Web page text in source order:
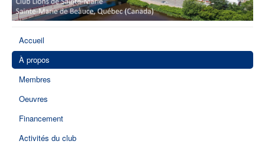
Accueil
À propos
Membres
Oeuvres
Financement
Activités du club